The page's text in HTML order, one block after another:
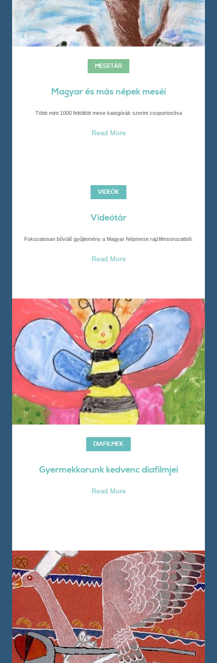
MESETÁR
Magyar és más népek meséi
Több mint 1000 feltöltött mese kategórák szerint csoportosítva
Read More
VIDEÓK
Videótár
Fokozatosan bővülő gyűjtemény a Magyar Népmese rajzfilmsorozatból.
Read More
DIAFILMEK
Gyermekkorunk kedvenc diafilmjei
Read More